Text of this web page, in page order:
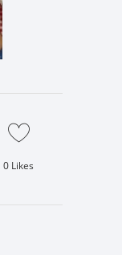
0 Likes